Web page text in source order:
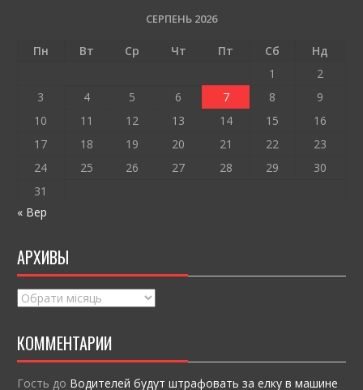
o
и
т
СЕРПЕНЬ 2026
Пн Вт Ср Чт Пт Сб
Нд
1
2
3
4 5 6 7 8
9
10
11 12 13 14 15
16
17
18 19 20 21 22
23
24
25 26 27 28 29
30
31
« Вер
АРХИВЫ
Архивы
КОММЕНТАРИИ
Гость до Водителей будут штрафовать за елку в машине